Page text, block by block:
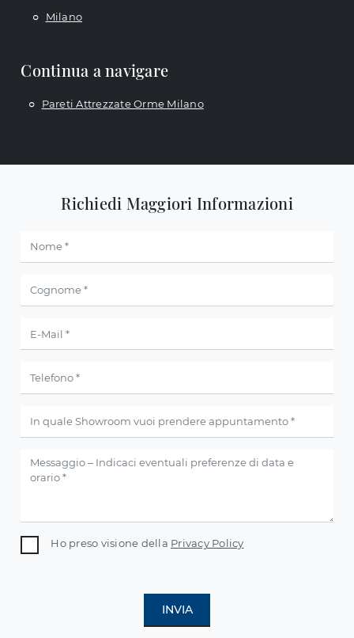
Milano
Continua a navigare
Pareti Attrezzate Orme Milano
Richiedi Maggiori Informazioni
Ho preso visione della Privacy Policy
INVIA